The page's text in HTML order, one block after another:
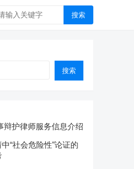
搜索
搜索
辩护律师服务信息介绍
“社会危险性”论证的